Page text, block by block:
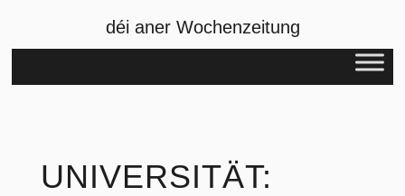
déi aner Wochenzeitung
UNIVERSITÄT: